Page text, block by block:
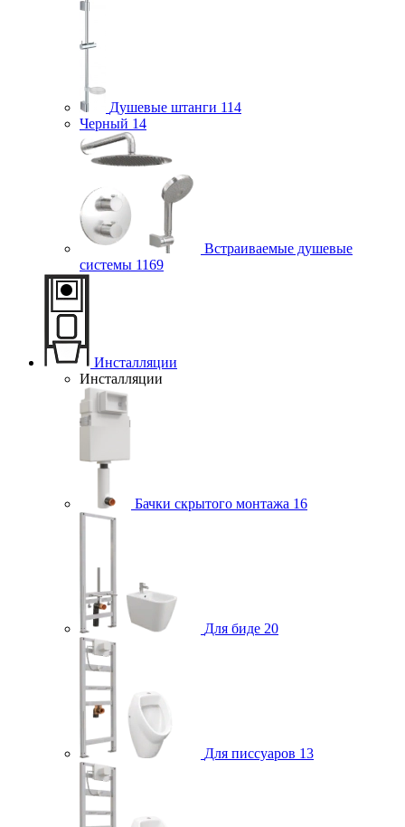
Душевые штанги 114
Черный 14
Встраиваемые душевые
системы 1169
Инсталляции
Инсталляции
Бачки скрытого монтажа 16
Для биде 20
Для писсуаров 13